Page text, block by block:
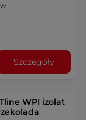
…
Szczegóły
WPI izolat